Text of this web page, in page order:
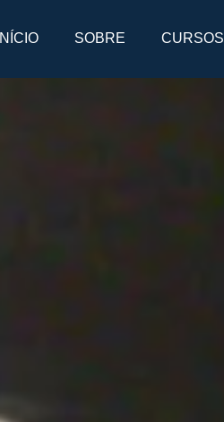
INÍCIO SOBRE CURSOS